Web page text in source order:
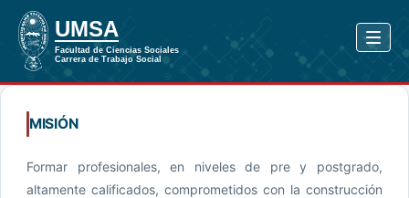
MISIÓN
Formar profesionales, en niveles de pre y postgrado,
altamente calificados, comprometidos con la construcción